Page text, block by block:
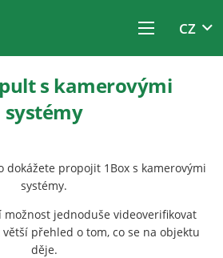
CZ
s kamerovými
systémy
dokážete propojit 1Box s kamerovými
systémy.
možnost jednoduše videoverifikovat
přehled o tom, co se na objektu
děje.